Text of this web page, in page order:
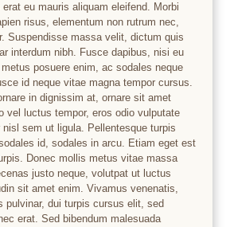
eu mauris aliquam eleifend. Morbi
risus, elementum non rutrum nec,
Suspendisse massa velit, dictum quis
interdum nibh. Fusce dapibus, nisi eu
posuere enim, ac sodales neque
id neque vitae magna tempor cursus.
in dignissim at, ornare sit amet
vel luctus tempor, eros odio vulputate
sem ut ligula. Pellentesque turpis
id, sodales in arcu. Etiam eget est
Donec mollis metus vitae massa
justo neque, volutpat ut luctus
sit amet enim. Vivamus venenatis,
pulvinar, dui turpis cursus elit, sed
erat. Sed bibendum malesuada